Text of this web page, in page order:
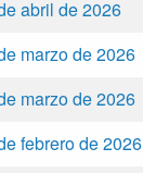
abril de 2026
marzo de 2026
marzo de 2026
febrero de 2026